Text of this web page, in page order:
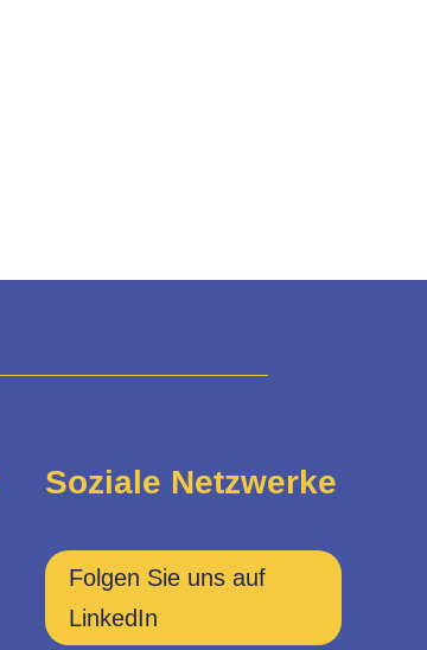
Soziale Netzwerke
Folgen Sie uns auf
LinkedIn